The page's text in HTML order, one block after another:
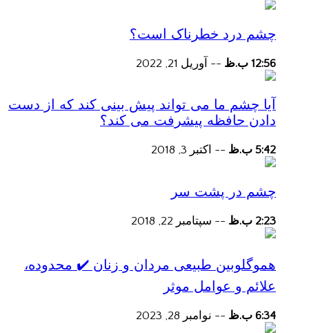
چشم درد خطرناک است؟
12:56 ب.ظ -- آوریل 21, 2022
آیا چشم ما می تواند پیش بینی کند که از دست
دادن حافظه پیشرفت می کند؟
5:42 ب.ظ -- اکتبر 3, 2018
چشم در پشت سر
2:23 ب.ظ -- سپتامبر 22, 2018
هموگلوبین طبیعی مردان و زنان ✔️ محدوده،
علائم و عوامل موثر
6:34 ب.ظ -- نوامبر 28, 2023